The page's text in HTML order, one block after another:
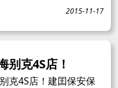
2015-11-17
克4S店！
克4S店！建囯保安保